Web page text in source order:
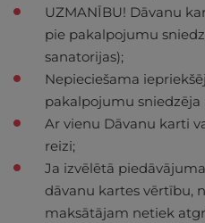
UZMANĪBU! Dāvanu
pie pakalpojumu
sanatorijas);
Nepieciešama
pakalpojumu
Ar vienu Dāvanu karti
reizi;
Ja izvēlētā
dāvanu kartes vērtību,
maksātājam netiek